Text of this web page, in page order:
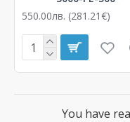
550.00лв. (281.21€)
You have